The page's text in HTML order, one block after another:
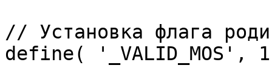
// Установка флага
define( '_VALID_MOS',